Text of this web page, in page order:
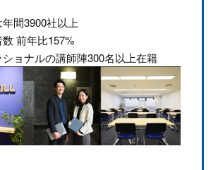
年間3900社以上
数 前年比157%
ショナルの講師陣300名以上在籍